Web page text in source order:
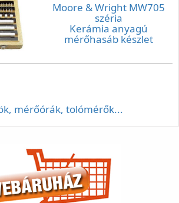
Moore & Wright MW705
széria
Kerámia anyagú
mérőhasáb készlet
mérőórák, tolómérők...